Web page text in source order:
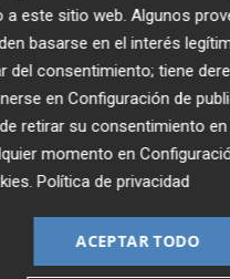
No en vano, allí
de sus ventas en el
al año", recuerda
se trata
a la de su
de las fritas y
junio "se ha parado
de venta,
a este sitio web. Algunos
basarse en el interés
del consentimiento; tiene
enConfiguración de
retirar su consentimiento en
momento en
.Política de privacidad
ACEPTAR TODO